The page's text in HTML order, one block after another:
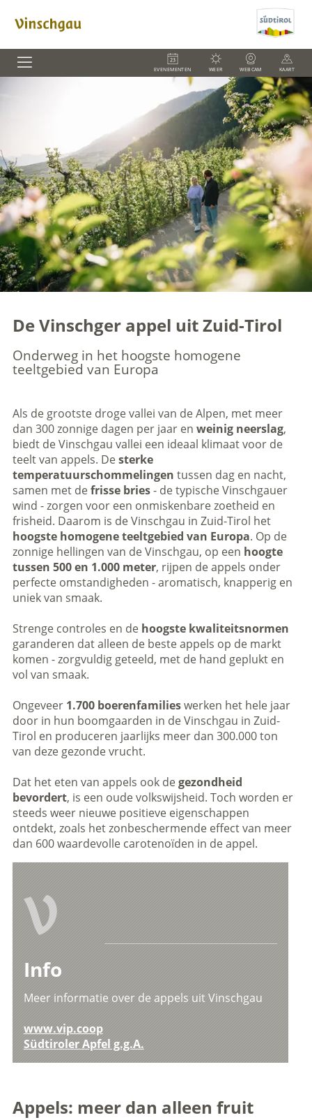
EVENEMENTEN WEER WEBCAM KAART
De Vinschger appel uit Zuid-Tirol
Onderweg in het hoogste homogene
teeltgebied van Europa
Als de grootste droge vallei van de Alpen, met meer
dan 300 zonnige dagen per jaar en weinig neerslag,
biedt de Vinschgau vallei een ideaal klimaat voor de
teelt van appels. Desterke
temperatuurschommelingen tussen dag en nacht,
samen met defrisse bries- de typische Vinschgauer
wind - zorgen voor een onmiskenbare zoetheid en
frisheid. Daarom is de Vinschgau in Zuid-Tirol het
hoogste homogene teeltgebied van Europa. Op de
zonnige hellingen van de Vinschgau, op een hoogte
tussen 500 en 1.000 meter, rijpen de appels onder
perfecte omstandigheden - aromatisch, knapperig en
uniek van smaak.
Strenge controles en de hoogste kwaliteitsnormen
garanderen dat alleen de beste appels op de markt
komen - zorgvuldig geteeld, met de hand geplukt en
vol van smaak.
Ongeveer 1.700 boerenfamilieswerken het hele jaar
door in hun boomgaarden in de Vinschgau in Zuid-
Tirol en produceren jaarlijks meer dan 300.000 ton
van deze gezonde vrucht.
Dat het eten van appels ook degezondheid
bevordert, is een oude volkswijsheid. Toch worden er
steeds weer nieuwe positieve eigenschappen
ontdekt, zoals het zonbeschermende effect van meer
dan 600 waardevolle carotenoïden in de appel.
V
Info
Meer informatie over de appels uit Vinschgau
www.vip.coop
Südtiroler Apfel g.g.A.
Appels: meer dan alleen fruit